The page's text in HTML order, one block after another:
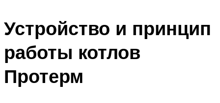
Устройство и принцип
работы котлов
Протерм